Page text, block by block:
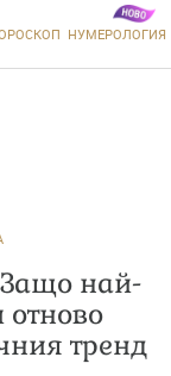
НУМЕРОЛОГИЯ
Защо най-
тренд